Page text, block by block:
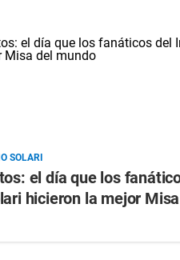
SOLARI
el día que los
hicieron la mejor